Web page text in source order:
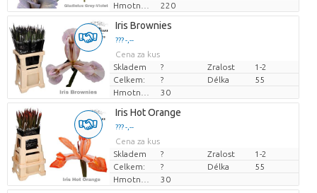
220
Iris Brownies
??? -,--
Cena za kus
Skladem
? Zralost
1-2
Celkem:
? Délka
55
30
Iris Hot Orange
??? -,--
Cena za kus
Skladem
? Zralost
1-2
Celkem:
? Délka
55
30